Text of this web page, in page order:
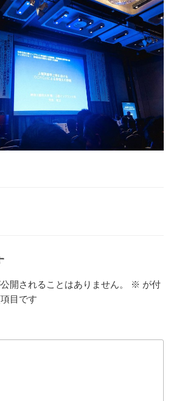
開されることはありません。 ※ が付
目です